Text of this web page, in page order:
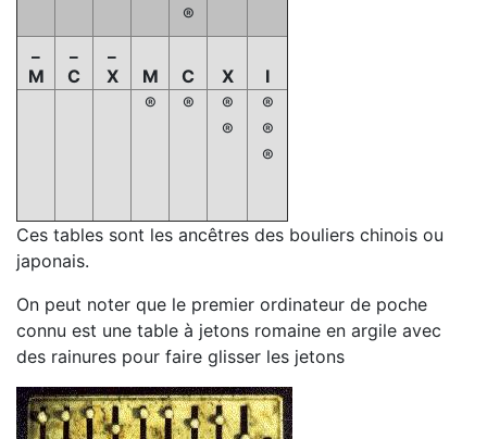
®
M
C
X
M C X
I
®
®
®
®
®
®
®
Ces tables sont les ancêtres des bouliers chinois ou
japonais.
On peut noter que le premier ordinateur de poche
connu est une table à jetons romaine en argile avec
des rainures pour faire glisser les jetons